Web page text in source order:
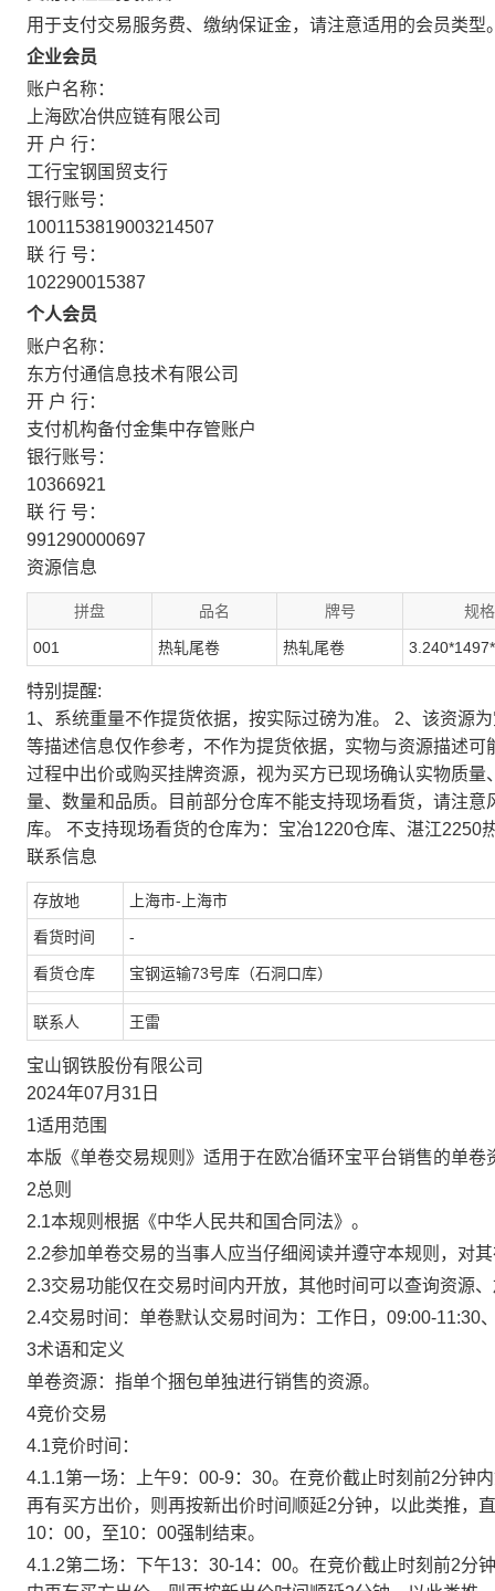
用于支付交易服务费、缴纳保证金，请注意适用的会员类型
企业会员
账户名称：
上海欧冶供应链有限公司
开 户 行：
工行宝钢国贸支行
银行账号：
1001153819003214507
联 行 号：
102290015387
个人会员
账户名称：
东方付通信息技术有限公司
开 户 行：
支付机构备付金集中存管账户
银行账号：
10366921
联 行 号：
991290000697
资源信息
拼盘 品名 牌号 规格
001 热轧尾卷 热轧尾卷
特别提醒:
1、系统重量不作提货依据，按实际过磅为准。 2、该资源
等描述信息仅作参考，不作为提货依据，实物与资源描述
过程中出价或购买挂牌资源，视为买方已现场确认实物质
量、数量和品质。目前部分仓库不能支持现场看货，请注
库。 不支持现场看货的仓库为：宝冶1220仓库、湛江2250
联系信息
存放地 上海市-上海市
看货时间 -
看货仓库 宝钢运输73号库（石洞口库）
联系人 王雷
宝山钢铁股份有限公司
2024年07月31日
1适用范围
本版《单卷交易规则》适用于在欧冶循环宝平台销售的单卷
2总则
2.1本规则根据《中华人民共和国合同法》。
2.2参加单卷交易的当事人应当仔细阅读并遵守本规则，对
2.3交易功能仅在交易时间内开放，其他时间可以查询资源
2.4交易时间：单卷默认交易时间为：工作日，09:00-11:30
3术语和定义
单卷资源：指单个捆包单独进行销售的资源。
4竞价交易
4.1竞价时间：
4.1.1第一场：上午9：00-9：30。在竞价截止时刻前2分钟
再有买方出价，则再按新出价时间顺延2分钟，以此类推，
10：00，至10：00强制结束。
4.1.2第二场：下午13：30-14：00。在竞价截止时刻前2分